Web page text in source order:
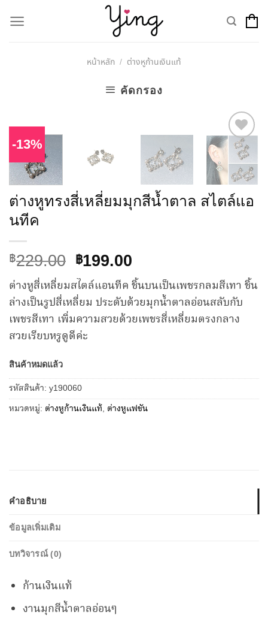
หน้าหลัก / ต่างหูก้านเงินแท้
คัดกรอง
-13%
Add to
Wishlist
ต่างหูทรงสี่เหลี่ยมมุกสีน้ำตาล สไตล์แอ
นทีค
฿229.00 Original
price
was:
฿229.00.
฿199.00
price
is:
฿199.00.
ต่างหูสี่เหลี่ยมสไตล์แอนทีค ชิ้นบนเป็นเพชรกลมสีเทา ชิ้น
ล่างเป็นรูปสี่เหลี่ยม ประดับด้วยมุกน้ำตาลอ่อนสลับกับ
เพชรสีเทา เพิ่มความสวยด้วยเพชรสี่เหลี่ยมตรงกลาง
สวยเรียบหรูดูดีค่ะ
สินค้าหมดแล้ว
รหัสสินค้า: y190060
หมวดหมู่: ต่างหูก้านเงินแท้, ต่างหูแฟชัน
คำอธิบาย
ข้อมูลเพิ่มเติม
บทวิจารณ์ (0)
ก้านเงินแท้
งานมุกสีน้ำตาลอ่อนๆ